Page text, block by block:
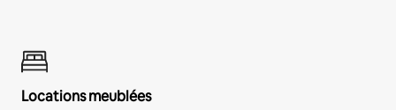
Locations meublées